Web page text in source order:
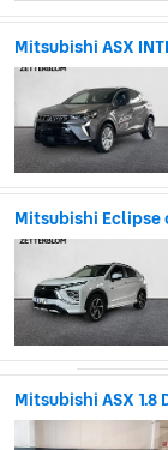
Därefter gick
allianser med
Mitsubishi
80-talet
bilar, och
internationellt.
lönsamt trots den
Mitsubishi ASX
Mitsubishi Eclipse
Mitsubishi ASX 1.8